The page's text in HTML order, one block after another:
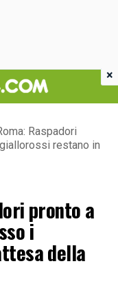
Raspadori
restano in
pronto a
i
della
×